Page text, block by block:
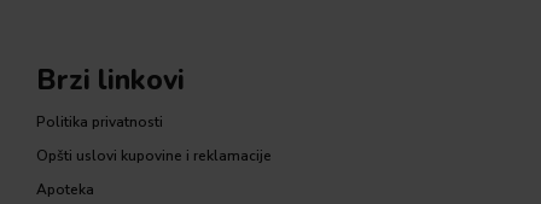
Brzi linkovi
Politika privatnosti
Opšti uslovi kupovine i reklamacije
Apoteka